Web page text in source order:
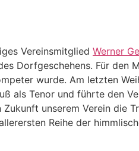
Vereinsmitglied Werner
Dorfgeschehens. Für
wurde. Am letzten
als Tenor und führte den
Zukunft unserem Verein
Reihe der